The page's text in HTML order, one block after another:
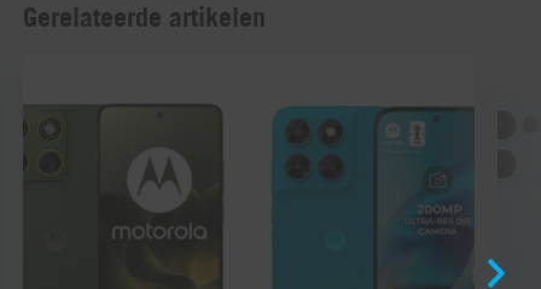
Gerelateerde artikelen